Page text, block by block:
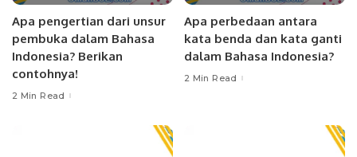
Apa pengertian dari unsur
pembuka dalam Bahasa
Indonesia? Berikan
contohnya!
2 Min Read
Apa perbedaan antara
kata benda dan kata ganti
dalam Bahasa Indonesia?
2 Min Read